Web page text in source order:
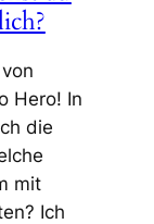
Hero! In
die
mit
Ich